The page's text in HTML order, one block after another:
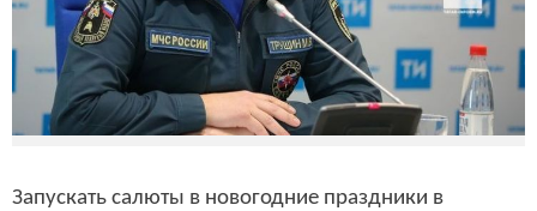
Запускать салюты в новогодние праздники в